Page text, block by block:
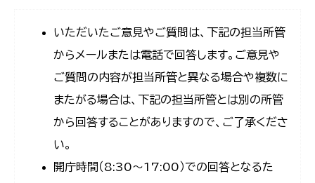
いただいたご意見やご質問は、下記の担当所管
からメールまたは電話で回答します。ご意見や
ご質問の内容が担当所管と異なる場合や複数に
またがる場合は、下記の担当所管とは別の所管
から回答することがありますので、ご了承くださ
い。
開庁時間（8:30〜17:00）での回答となるた